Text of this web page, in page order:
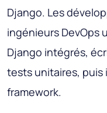
Django. Les
ingénieurs DevOps
Django intégrés,
tests unitaires, puis
framework.